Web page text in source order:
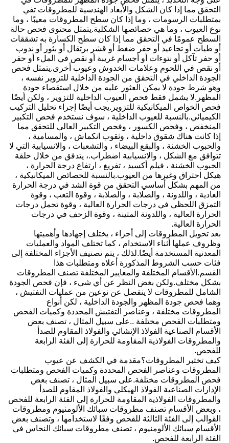
التحقق مما إذا كان الشكل والأبعاد الهندسية للمطروقات تفي
بمتطلبات الرسومات ، وما إذا كان سطح المطروقات معيبًا ، وما
نوع العيوب ، وما هي خصائصها الشكلية.يتمثل محتوى فحص حالة
السطح عمومًا في التحقق مما إذا كان سطح الكسارة به تشققات
أو طيات أو تجاعيد أو حفر ضغط أو قشر برتقال أو بثور أو ندوب
أو حفر تآكل أو نتوءات أو أجسام غريبة أو نقص في الملء أو حفر
أو نقص في اللحوم وعلامات الخدوش وعيوب أخرى.يتمثل فحص
الجودة الداخلي في التحقق من الجودة الداخلية للتزوير نفسه ،
وهو شرط جودة لا يمكن العثور عليه من خلال استقصاء جودة
المظهر.لا يشمل فقط فحص العيوب الداخلية للتزوير ، ولكن أيضًا
فحص الخواص الميكانيكية للتزوير.يجب أيضًا إجراء تحليل التركيب
الكيميائي.بالنسبة للعيوب الداخلية ، سوف نستخدم فحص التكبير
المنخفض ، وفحص الكسور ، وفحص التكبير العالي للتحقق مما
إذا كانت هناك شقوق داخلية ، وثقوب انكماش ، والمسامية ،
والحبوب الخشنة ، والبقع البيضاء ، والتشعبات ، والانسيابية التي لا
تتوافق مع الشكل ، والانسيابية اضطراب.، يتدفق من خلال حلقة
الحبوب الخشنة ، فيلم أكسيد ، تفريغ ، ارتفاع درجة الحرارة ،
هيكل احتراق وغيرها من العيوب.بالنسبة للخصائص الميكانيكية ،
من المهم بشكل أساسي التحقق من قوة الشد في درجة الحرارة
العادية ، واللدونة ، والصلابة ، والصلابة ، وقوة التعب ، وقوة
التمزق اللحظي في درجات الحرارة العالية ، وقوة تحمل درجات
الحرارة العالية ، واللدونة المتينة ، وقوة الزحف في درجات
الحرارة العالية.
بعد تحويل المطروقات إلى أجزاء ، يختلف إجهادها وأهميتها
وظروف عملها أثناء الاستخدام ، كما تختلف المواد والعمليات
المعدنية المستخدمة أيضًا.لذلك ، يتم تصنيف الأجزاء المختلفة إلى
فئات حسب الشروط المذكورة أعلاه ومتطلبات هذا
القسم.الأقسام المختلفة والمعايير المختلفة تصنف المطروقات
بشكل مختلف.ولكن بغض النظر عن أي شيء ، فإن فحص الجودة
الشامل للمطروقات لا ينفصل عن نوعين من عمليات التفتيش ،
وهما فحص جودة المظهر والجودة الداخلية ، لكن أنواع
المطروقات مختلفة ، وعناصر التفتيش المحددة وكميات الفحص
ومتطلبات الفحص مختلفة ..على سبيل المثال ، تصنف بعض
الأقسام الصناعية الفولاذ الإنشائي والفولاذ المقاوم للصدأ
والمطروقات الفولاذية المقاومة للحرارة إلى الفئة الرابعة
للفحص.
كيف تختبر المطروقات؟مقدمة في الكشف عن عيوب
المطروقات وعناصر الفحص المحددة وكميات الفحص ومتطلبات
فحص المطروقات مختلفة.على سبيل المثال ، تصنف بعض
الإدارات الصناعية الفولاذ الهيكلي والفولاذ المقاوم للصدأ
والمطروقات الفولاذية المقاومة للحرارة إلى الفئة الرابعة للفحص
، وبعض الأقسام تصنف مطروقات سبائك الألومنيوم ومطروقات
القوالب إلى الفئة الثالثة للفحص وفقًا لاستخدامها ، وتصنف بعض
الأقسام سبائك الألومنيوم ، تصنف مطروقات سبائك النحاس في
الفئة الرابعة للفحص.